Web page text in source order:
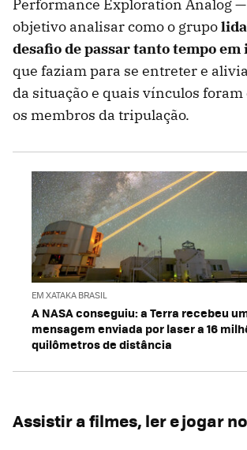
Performance Exploration Analog
objetivo analisar como o grupo
desafio de passar tanto tempo
que faziam para se entreter e
da situação e quais vínculos
os membros da tripulação.
EM XATAKA BRASIL
A NASA conseguiu: a Terra recebeu
mensagem enviada por laser a 16
quilômetros de distância
Assistir a filmes, ler e jogar